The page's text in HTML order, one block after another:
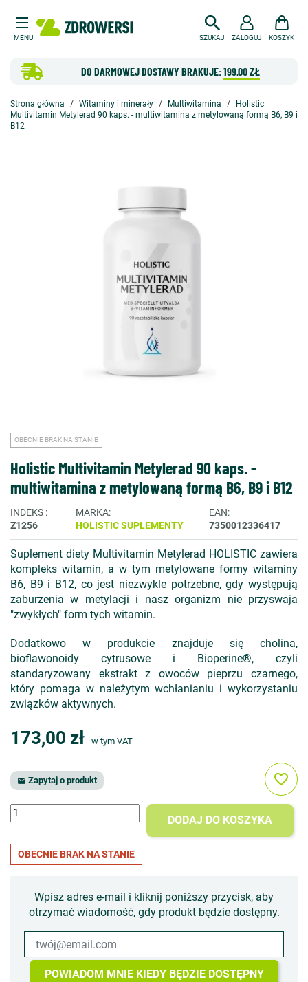
MENU SZUKAJ
DO DARMOWEJ DOSTAWY BRAKUJE:199,00 ZŁ
ZALOGUJ KOSZYK
Strona główna Witaminy i minerały Multiwitamina
Holistic
Multivitamin Metylerad 90 kaps. - multiwitamina z metylowaną formą B6, B9 i
B12
OBECNIE BRAK NA STANIE
Holistic Multivitamin Metylerad 90 kaps. -
multiwitamina z metylowaną formą B6, B9 i B12
INDEKS
Z1256
MARKA
HOLISTIC SUPLEMENTY
EAN
7350012336417
Suplement diety Multivitamin Metylerad HOLISTIC zawiera
kompleks witamin, a w tym metylowane formy witaminy
B6, B9 i B12, co jest niezwykle potrzebne, gdy występują
zaburzenia w metylacji i nasz organizm nie przyswaja
"zwykłych" form tych witamin.
Dodatkowo w produkcie znajduje się cholina,
bioflawonoidy cytrusowe i Bioperine®, czyli
standaryzowany ekstrakt z owoców pieprzu czarnego,
który pomaga w należytym wchłanianiu i wykorzystaniu
związków aktywnych.
173,00 zł w tym VAT
 Zapytaj o produkt
DODAJ DO KOSZYKA
favorite_border
OBECNIE BRAK NA STANIE
Wpisz adres e-mail i kliknij poniższy przycisk, aby
otrzymać wiadomość, gdy produkt będzie dostępny.
POWIADOM MNIE KIEDY BĘDZIE DOSTĘPNY